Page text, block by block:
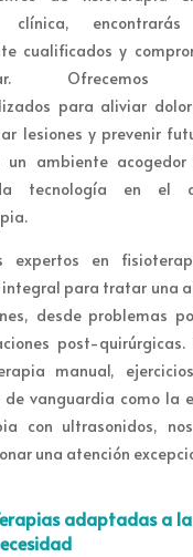
clínica, encontrarás
cualificados y
Ofrecemos
para aliviar
lesiones y prevenir
un ambiente
tecnología en el
expertos en
integral para tratar una
desde problemas
post-quirúrgicas.
manual,
de vanguardia como la
con ultrasonidos,
una atención
adaptadas a